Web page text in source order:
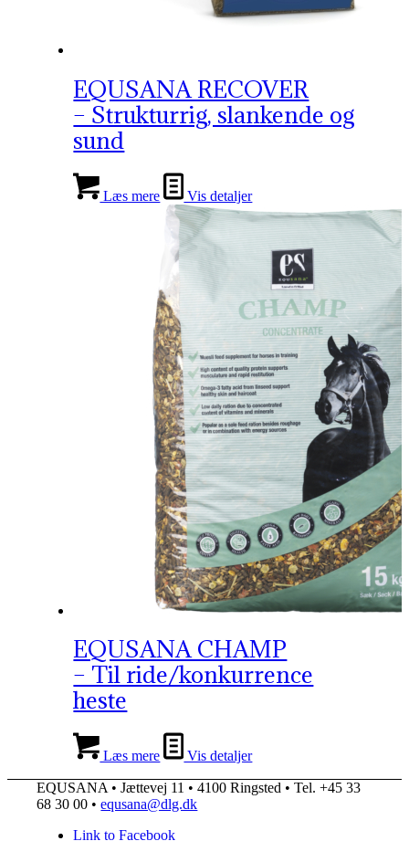
EQUSANA RECOVER
– Strukturrig, slankende og
sund
Læs mere Vis detaljer
EQUSANA CHAMP
– Til ride/konkurrence
heste
Læs mere Vis detaljer
EQUSANA • Jættevej 11 • 4100 Ringsted • Tel. +45 33
68 30 00 •equsana@dlg.dk
Link to Facebook